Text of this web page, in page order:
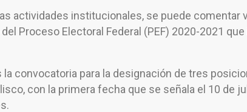
actividades institucionales, se puede comentar
Proceso Electoral Federal (PEF) 2020-2021 que
convocatoria para la designación de tres
con la primera fecha que se señala el 10 de